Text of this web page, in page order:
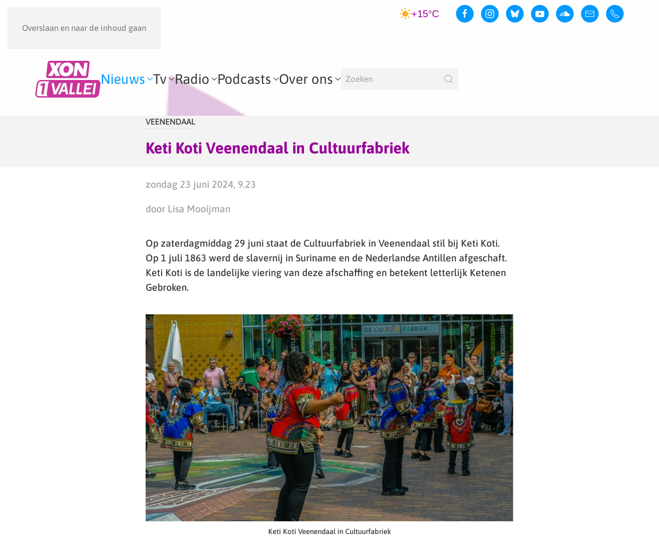
Overslaan en naar de inhoud gaan
+15°C
Nieuws Tv Radio Podcasts Over ons
VEENENDAAL
Keti Koti Veenendaal in Cultuurfabriek
zondag 23 juni 2024, 9.23
door Lisa Mooijman
Op zaterdagmiddag 29 juni staat de Cultuurfabriek in Veenendaal stil bij Keti Koti.
Op 1 juli 1863 werd de slavernij in Suriname en de Nederlandse Antillen afgeschaft.
Keti Koti is de landelijke viering van deze afschaffing en betekent letterlijk Ketenen
Gebroken.
Keti Koti Veenendaal in Cultuurfabriek